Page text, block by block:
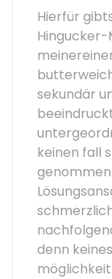
Hierfür
sekundär
keinen fall
denn